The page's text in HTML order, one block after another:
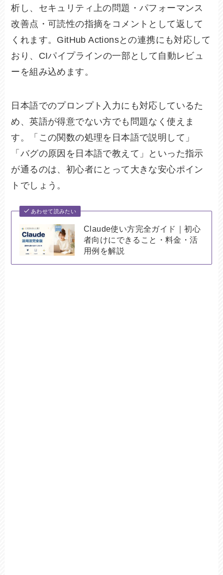
析し、セキュリティ上の問題・パフォーマンス
改善点・可読性の指摘をコメントとして返して
くれます。GitHub Actionsとの連携にも対応して
おり、CIパイプラインの一部として自動レビュ
ーを組み込めます。
日本語でのプロンプト入力にも対応しているた
め、英語が得意でない方でも問題なく使えま
す。「この関数の処理を日本語で説明して」
「バグの原因を日本語で教えて」といった指示
が通るのは、初心者にとって大きな安心ポイン
トでしょう。
あわせて読みたい
Claude使い方完全ガイド｜初心
者向けにできること・料金・活
用例を解説